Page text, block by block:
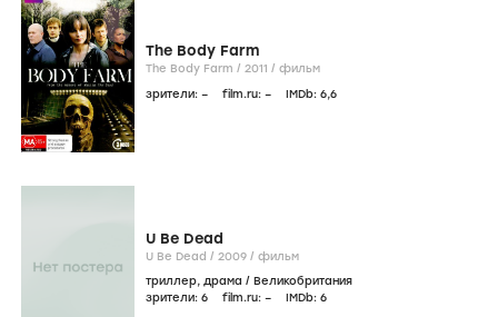
The Body Farm
The Body Farm / 2011 / фильм
зрители: – film.ru: – IMDb: 6,6
U Be Dead
U Be Dead / 2009 / фильм
триллер, драма / Великобритания
зрители: 6 film.ru: – IMDb: 6